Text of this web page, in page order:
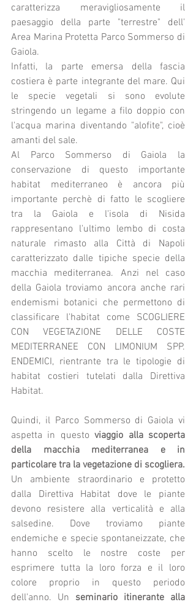
caratterizza meravigliosamente il
paesaggio della parte "terrestre" dell'
Area Marina Protetta Parco Sommerso di
Gaiola.
Infatti, la parte emersa della fascia
costiera è parte integrante del mare. Qui
le specie vegetali si sono evolute
stringendo un legame a filo doppio con
l'acqua marina diventando "alofite", cioè
amanti del sale.
Al Parco Sommerso di Gaiola la
conservazione di questo importante
habitat mediterraneo è ancora più
importante perchè di fatto le scogliere
tra la Gaiola e l'isola di Nisida
rappresentano l'ultimo lembo di costa
naturale rimasto alla Città di Napoli
caratterizzato dalle tipiche specie della
macchia mediterranea. Anzi nel caso
della Gaiola troviamo ancora anche rari
endemismi botanici che permettono di
classificare l'habitat come SCOGLIERE
CON VEGETAZIONE DELLE COSTE
MEDITERRANEE CON LIMONIUM SPP.
ENDEMICI, rientrante tra le tipologie di
habitat costieri tutelati dalla Direttiva
Habitat.
Quindi, il Parco Sommerso di Gaiola vi
aspetta in questo viaggio alla scoperta
della macchia mediterranea e in
particolare tra la vegetazione di scogliera.
Un ambiente straordinario e protetto
dalla Direttiva Habitat dove le piante
devono resistere alla verticalità e alla
salsedine. Dove troviamo piante
endemiche e specie spontaneizzate, che
hanno scelto le nostre coste per
esprimere tutta la loro forza e il loro
colore proprio in questo periodo
dell'anno. Un seminario itinerante alla